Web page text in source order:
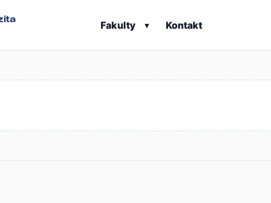
Fakulty ▾ Kontakt